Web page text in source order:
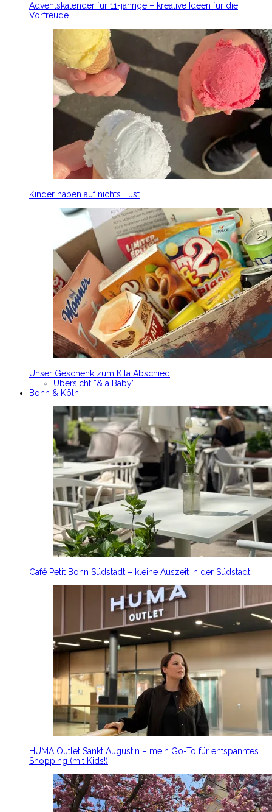
Adventskalender für 11-jährige – kreative Ideen für die
Vorfreude
Kinder haben auf nichts Lust
Unser Geschenk zum Kita Abschied
Übersicht “& a Baby”
Bonn & Köln
Café Petit Bonn Südstadt – kleine Auszeit in der Südstadt
HUMA Outlet Sankt Augustin – mein Go-To für entspanntes
Shopping (mit Kids!)